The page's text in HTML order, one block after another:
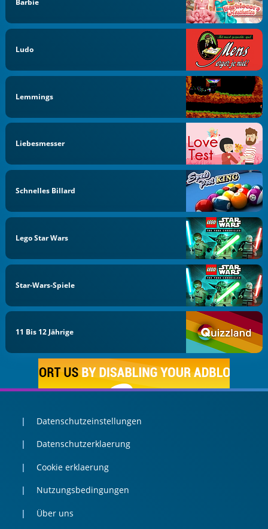
Barbie
Ludo
Lemmings
Liebesmesser
Schnelles Billard
Lego Star Wars
Star-Wars-Spiele
11 Bis 12 Jährige
Datenschutzeinstellungen
Datenschutzerklaerung
Cookie erklaerung
Nutzungsbedingungen
Über uns